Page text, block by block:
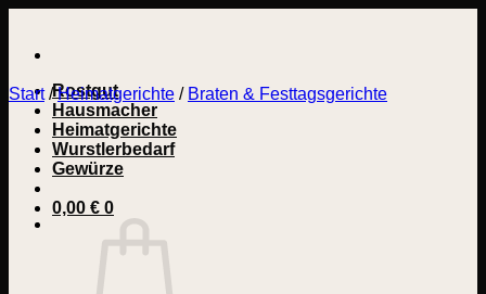
springen
Rostgut
Hausmacher
Heimatgerichte
Wurstlerbedarf
Gewürze
0,00 € 0
Start / Heimatgerichte / Braten & Festtagsgerichte